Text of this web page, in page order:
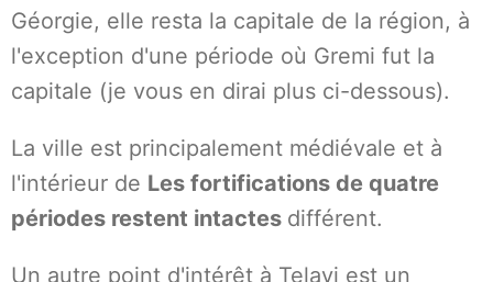
Géorgie, elle resta la capitale de la région, à
l'exception d'une période où Gremi fut la
capitale (je vous en dirai plus ci-dessous).
La ville est principalement médiévale et à
l'intérieur de Les fortifications de quatre
périodes restent intactes différent.
Un autre point d'intérêt à Telavi est un